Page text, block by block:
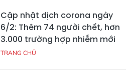
Cập nhật dịch corona ngày
6/2: Thêm 74 người chết, hơn
3.000 trường hợp nhiễm mới
TRANG CHỦ